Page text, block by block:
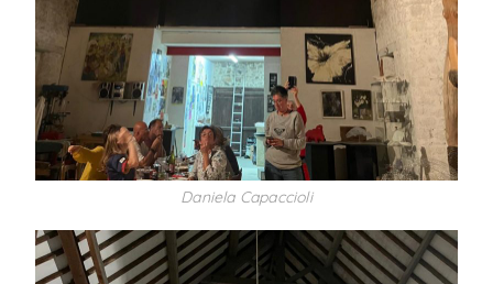
Daniela Capaccioli